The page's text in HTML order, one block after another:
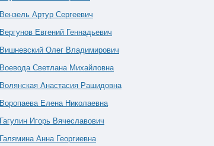
Вензель Артур Сергеевич
Вергунов Евгений Геннадьевич
Вишневский Олег Владимирович
Воевода Светлана Михайловна
Волянская Анастасия Рашидовна
Воропаева Елена Николаевна
Гагулин Игорь Вячеславович
Галямина Анна Георгиевна